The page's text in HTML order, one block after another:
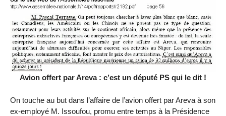
Avion offert par Areva : c’est un député PS qui le dit !
On touche au but dans l’affaire de l’avion offert par Areva à son
ex-employé M. Issoufou, promu entre temps à la Présidence